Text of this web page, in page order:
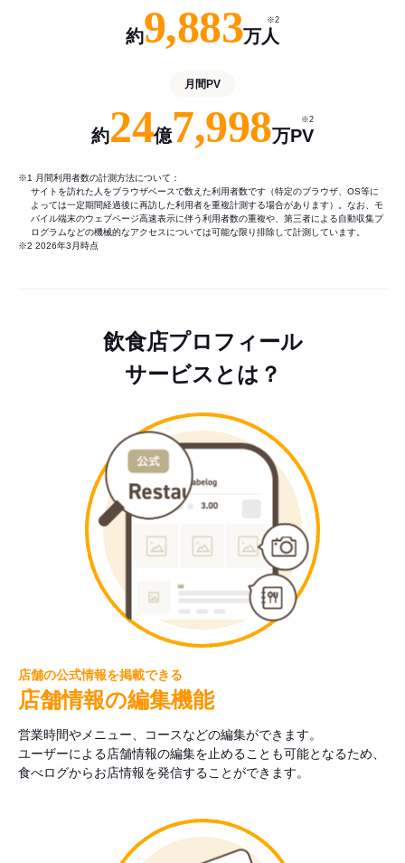
約9,883万人
※2
月間PV
約24億7,998万PV
※2
※1 月間利用者数の計測方法について：
サイトを訪れた人をブラウザベースで数えた利用者数です（特定のブラウザ、OS等に
よっては一定期間経過後に再訪した利用者を重複計測する場合があります）。なお、モ
バイル端末のウェブページ高速表示に伴う利用者数の重複や、第三者による自動収集プ
ログラムなどの機械的なアクセスについては可能な限り排除して計測しています。
※2 2026年3月時点
飲食店プロフィール
サービスとは？
店舗の公式情報を掲載できる
店舗情報の編集機能
営業時間やメニュー、コースなどの編集ができます。
ユーザーによる店舗情報の編集を止めることも可能となるため、
食べログからお店情報を発信することができます。